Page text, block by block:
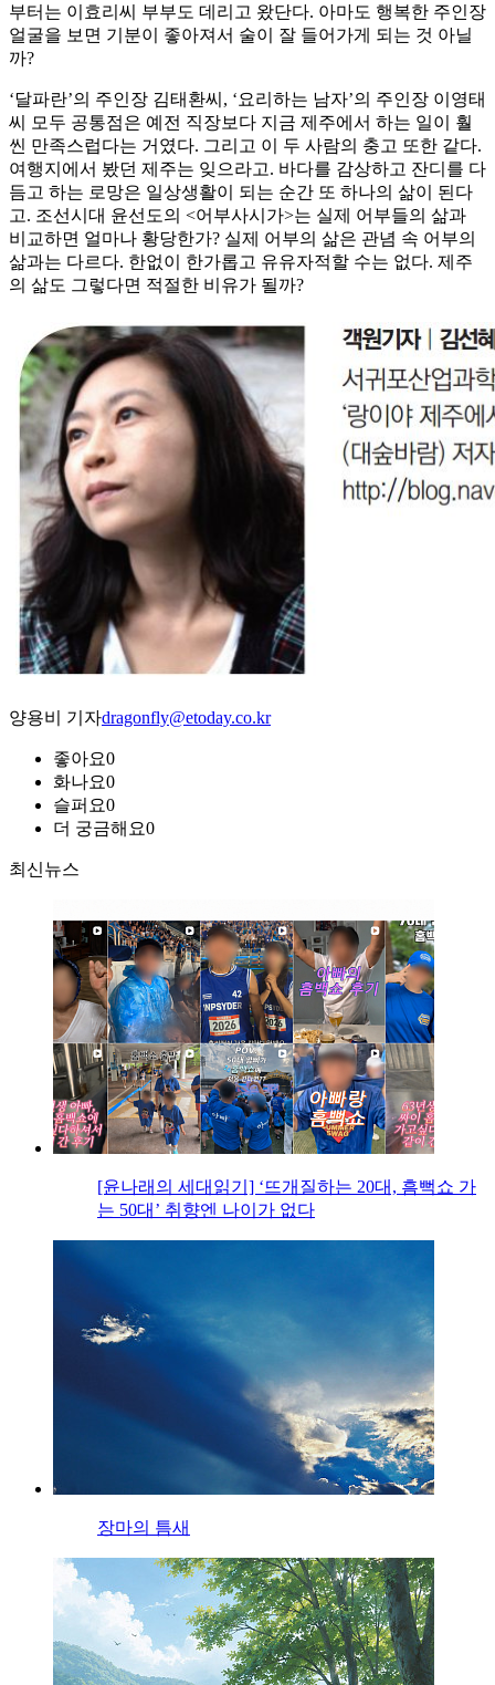
부터는 이효리씨 부부도 데리고 왔단다. 아마도 행복한 주인장
얼굴을 보면 기분이 좋아져서 술이 잘 들어가게 되는 것 아닐
까?
‘달파란’의 주인장 김태환씨, ‘요리하는 남자’의 주인장 이영태
씨 모두 공통점은 예전 직장보다 지금 제주에서 하는 일이 훨
씬 만족스럽다는 거였다. 그리고 이 두 사람의 충고 또한 같다.
여행지에서 봤던 제주는 잊으라고. 바다를 감상하고 잔디를 다
듬고 하는 로망은 일상생활이 되는 순간 또 하나의 삶이 된다
고. 조선시대 윤선도의 <어부사시가>는 실제 어부들의 삶과
비교하면 얼마나 황당한가? 실제 어부의 삶은 관념 속 어부의
삶과는 다르다. 한없이 한가롭고 유유자적할 수는 없다. 제주
의 삶도 그렇다면 적절한 비유가 될까?
양용비 기자dragonfly@etoday.co.kr
좋아요0
화나요0
슬퍼요0
더 궁금해요0
최신뉴스
[윤나래의 세대읽기] ‘뜨개질하는 20대, 흠뻑쇼 가
는 50대’ 취향엔 나이가 없다
장마의 틈새